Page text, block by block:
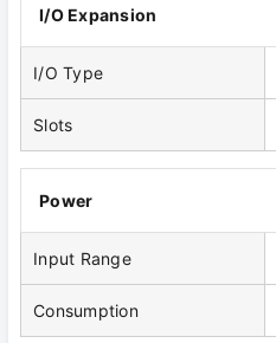
I/O Expansion
I/O Type
Slots
Power
Input Range
Consumption